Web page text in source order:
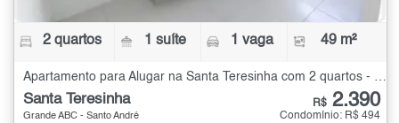
2 quartos 1 suíte 1 vaga 49 m²
Apartamento para Alugar na Santa Teresinha com 2 quartos - 49 m²
Santa Teresinha
Grande ABC - Santo André
R$ 2.390
Condomínio: R$ 494